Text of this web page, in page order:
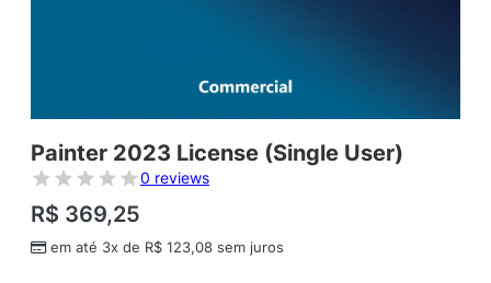
Painter 2023 License (Single User)
0 reviews
R$ 369,25
em até 3x de R$ 123,08 sem juros